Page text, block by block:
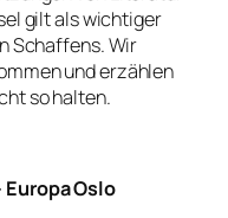
gilt als wichtiger
Schaffens. Wir
und erzählen
so halten.
Europa Oslo